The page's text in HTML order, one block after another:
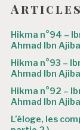
l
’
a
r
t
i
Hikma n°94 –
Ahmad Ibn Ajiba
Hikma n°93 –
Ahmad Ibn Ajiba
Hikma n°92 –
Ahmad Ibn Ajiba
L’éloge, les